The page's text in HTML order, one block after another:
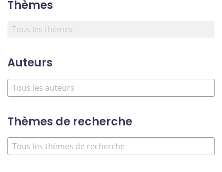
Thèmes
Auteurs
Thèmes de recherche